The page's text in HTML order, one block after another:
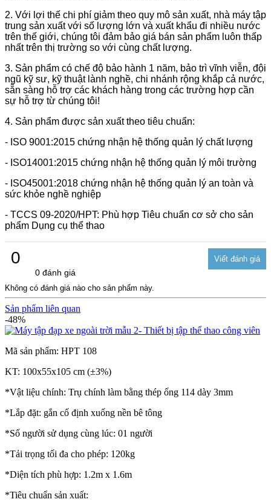
2. Với lợi thế chi phí giảm theo quy mô sản xuất, nhà máy tập
trung sản xuất với số lượng lớn và xuất khẩu đi nhiều nước
trên thế giới, chúng tôi đảm bảo giá bán sản phẩm luôn thấp
nhất trên thị trường so với cùng chất lượng.
3. Sản phẩm có chế độ bảo hành 1 năm, bảo trì vĩnh viễn, đội
ngũ kỹ sư, kỹ thuật lành nghề, chi nhánh rộng khắp cả nước,
sẵn sàng hỗ trợ các khách hàng trong các trường hợp cần
sự hỗ trợ từ chúng tôi!
4. Sản phẩm được sản xuất theo tiêu chuẩn:
- ISO 9001:2015 chứng nhận hệ thống quản lý chất lượng
- ISO14001:2015 chứng nhận hệ thống quản lý môi trường
- ISO45001:2018 chứng nhận hệ thống quản lý an toàn và
sức khỏe nghề nghiệp
- TCCS 09-2020/HPT: Phù hợp Tiêu chuẩn cơ sở cho sản
phẩm Dụng cụ thể thao
0
0 đánh giá
Không có đánh giá nào cho sản phẩm này.
Sản phẩm liên quan
-48%
Mã sản phẩm: HPT 108
KT: 100x55x105 cm (±3%)
*Vật liệu chính: Trụ chính làm bằng thép ống 114 dày 3mm
*Lắp đặt: gắn cố định xuống nền bê tông
*Số người sử dụng cùng lúc: 01 người
*Tải trọng tối đa cho phép: 120kg
*Diện tích phù hợp: 1.2m x 1.6m
*Tiêu chuẩn sản xuất: